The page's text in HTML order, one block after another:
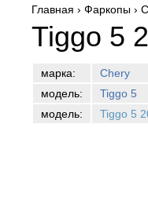
Вы здесь
Главная › Фаркопы ›
Tiggo 5
марка:
Chery
модель:
Tiggo 5
модель:
Tiggo 5